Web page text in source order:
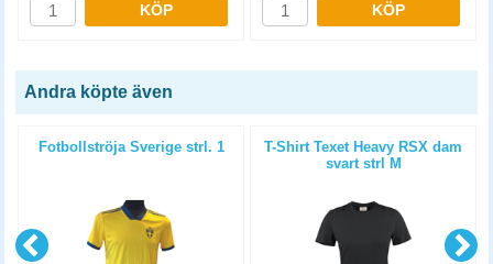
KÖP KÖP
Andra köpte även
Fotbollströja Sverige strl. 1
T-Shirt Texet Heavy RSX dam
svart strl M